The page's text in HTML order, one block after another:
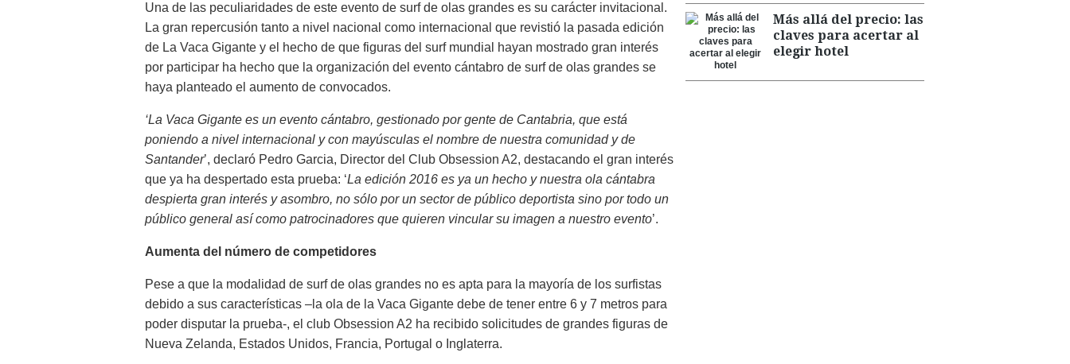
Una de las peculiaridades de este evento de surf de olas grandes es su carácter invitacional.
La gran repercusión tanto a nivel nacional como internacional que revistió la pasada edición
de La Vaca Gigante y el hecho de que figuras del surf mundial hayan mostrado gran interés
por participar ha hecho que la organización del evento cántabro de surf de olas grandes se
haya planteado el aumento de convocados.
‘La Vaca Gigante es un evento cántabro, gestionado por gente de Cantabria, que está
poniendo a nivel internacional y con mayúsculas el nombre de nuestra comunidad y de
Santander’, declaró Pedro Garcia, Director del Club Obsession A2, destacando el gran interés
que ya ha despertado esta prueba: ‘La edición 2016 es ya un hecho y nuestra ola cántabra
despierta gran interés y asombro, no sólo por un sector de público deportista sino por todo un
público general así como patrocinadores que quieren vincular su imagen a nuestro evento’.
Aumenta del número de competidores
Pese a que la modalidad de surf de olas grandes no es apta para la mayoría de los surfistas
debido a sus características –la ola de la Vaca Gigante debe de tener entre 6 y 7 metros para
poder disputar la prueba-, el club Obsession A2 ha recibido solicitudes de grandes figuras de
Nueva Zelanda, Estados Unidos, Francia, Portugal o Inglaterra.
Más allá del precio: las
claves para acertar al
elegir hotel